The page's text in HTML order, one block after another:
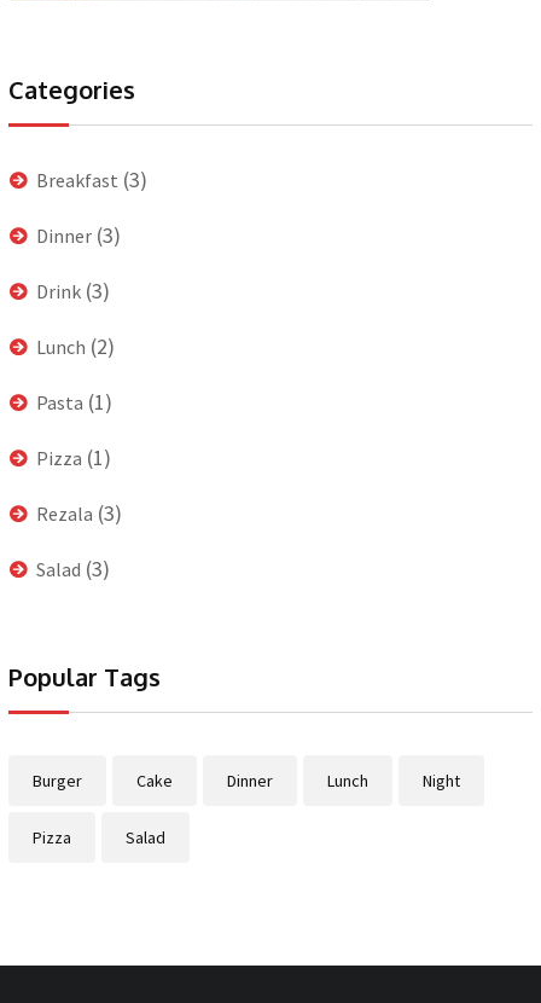
Categories
Breakfast (3)
Dinner (3)
Drink (3)
Lunch (2)
Pasta (1)
Pizza (1)
Rezala (3)
Salad (3)
Popular Tags
Burger Cake Dinner Lunch Night
Pizza Salad